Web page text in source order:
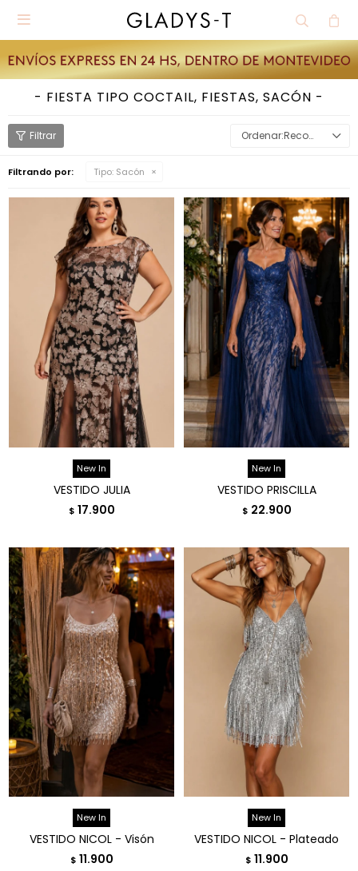

FIESTA TIPO COCTAIL, FIESTAS, SACÓN
Recomendados
Filtrando por: Tipo: Sacón
New In
VESTIDO JULIA
$ 17.900
New In
VESTIDO PRISCILLA
$ 22.900
New In
VESTIDO NICOL - Visón
$ 11.900
New In
VESTIDO NICOL - Plateado
$ 11.900